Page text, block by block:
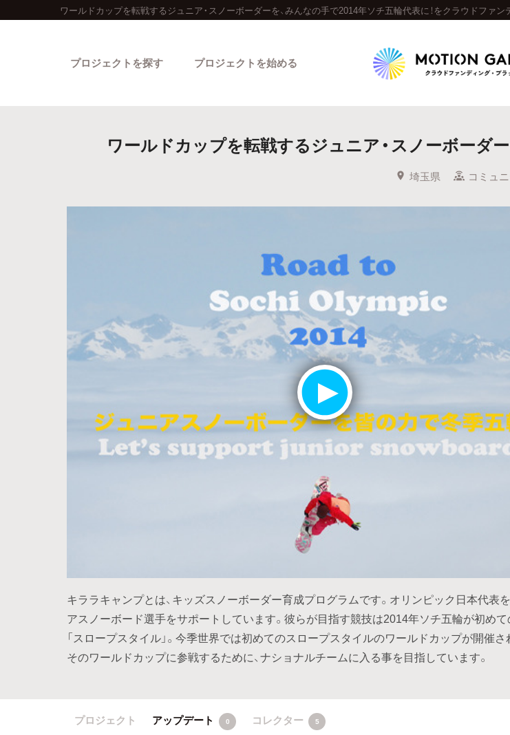
ワールドカップを転戦するジュニア・スノーボーダーを、みんなの手で2014年ソチ五輪代表に！をクラウドファン
プロジェクトを探す
人気のプロジェクト 新着プロジェクト
Feature
最新達成プロジェクト
プロジェクトを始める
ワールドカップを転戦するジュニア・スノーボーダ
埼玉県 コミュ
キララキャンプとは、キッズスノーボーダー育成プログラムです。オリンピック日本代表
アスノーボード選手をサポートしています。彼らが目指す競技は2014年ソチ五輪が初め
「スロープスタイル」。今季世界では初めてのスロープスタイルのワールドカップが開催さ
そのワールドカップに参戦するために、ナショナルチームに入る事を目指しています。
プロジェクト アップデート 0 コレクター 5